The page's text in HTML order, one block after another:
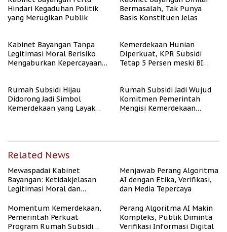
Hindari Kegaduhan Politik
yang Merugikan Publik
Bermasalah, Tak Punya
Basis Konstituen Jelas
Kabinet Bayangan Tanpa
Legitimasi Moral Berisiko
Mengaburkan Kepercayaan
Kemerdekaan Hunian
Diperkuat, KPR Subsidi
Tetap 5 Persen meski BI
Rumah Subsidi Hijau
Didorong Jadi Simbol
Kemerdekaan yang Layak
Rumah Subsidi Jadi Wujud
Komitmen Pemerintah
Mengisi Kemerdekaan
Related News
Mewaspadai Kabinet
Bayangan: Ketidakjelasan
Legitimasi Moral dan
Menjawab Perang Algoritma
AI dengan Etika, Verifikasi,
dan Media Tepercaya
Momentum Kemerdekaan,
Pemerintah Perkuat
Program Rumah Subsidi
Perang Algoritma AI Makin
Kompleks, Publik Diminta
Verifikasi Informasi Digital